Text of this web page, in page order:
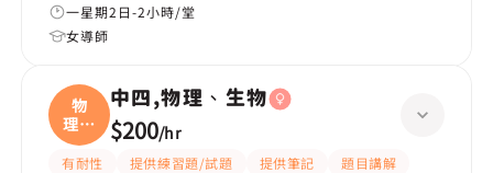
一星期2日-2小時/堂
女導師
物
理、
生物
中四,物理、生物
$200/hr
有耐性 提供練習題/試題 提供筆記
題目講解